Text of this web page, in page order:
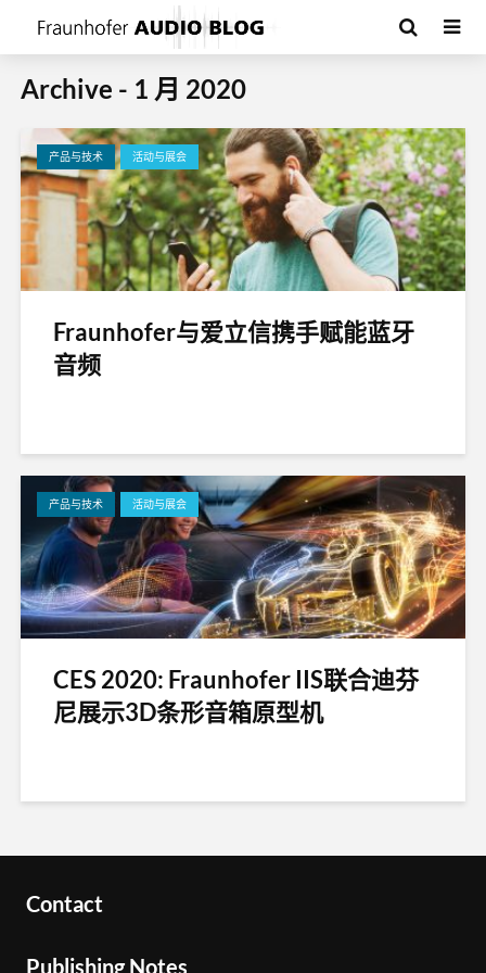
Archive - 1 月 2020
产品与技术 活动与展会
Fraunhofer与爱立信携手赋能蓝牙
音频
产品与技术 活动与展会
CES 2020: Fraunhofer IIS联合迪芬
尼展示3D条形音箱原型机
Contact
Publishing Notes